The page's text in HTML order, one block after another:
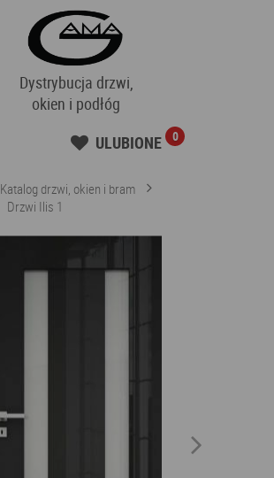
Dystrybucja drzwi,
okien i podłóg
ULUBIONE 0
Katalog drzwi, okien i bram
Drzwi Ilis 1